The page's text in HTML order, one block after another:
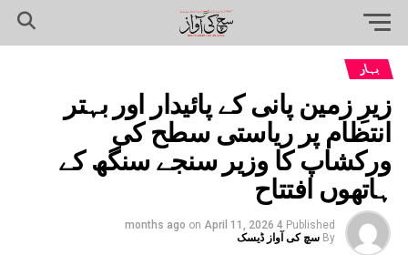
بہار
زیرِ زمین پانی کے پائیدار اور بہتر
انتظام پر ریاستی سطح کی
ورکشاپ کا وزیر سنجے سنگھ کے
ہاتھوں افتتاح
Published
4 months ago
on April 11, 2026
By سچ کی آواز ڈیسک